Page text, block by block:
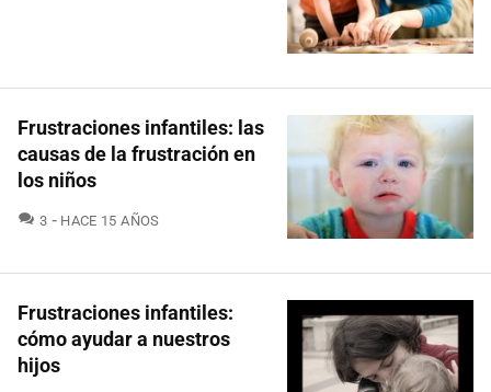
Frustraciones infantiles: las
causas de la frustración en
los niños
3 COMENTARIOS
HACE 15 AÑOS
Frustraciones infantiles:
cómo ayudar a nuestros
hijos